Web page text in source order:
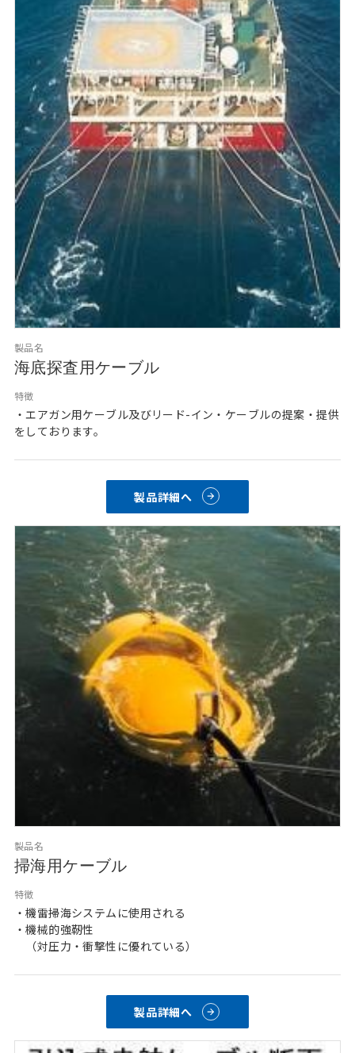
製品名
海底探査用ケーブル
特徴
・エアガン用ケーブル及びリード-イン・ケーブルの提案・提供
をしております。
製品名
掃海用ケーブル
特徴
・機雷掃海システムに使用される
・機械的強靭性
（対圧力・衝撃性に優れている）
製品詳細へ
製品詳細へ